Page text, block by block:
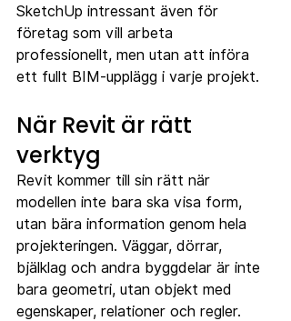
SketchUp intressant även för
företag som vill arbeta
professionellt, men utan att införa
ett fullt BIM-upplägg i varje projekt.
När Revit är rätt
verktyg
Revit kommer till sin rätt när
modellen inte bara ska visa form,
utan bära information genom hela
projekteringen. Väggar, dörrar,
bjälklag och andra byggdelar är inte
bara geometri, utan objekt med
egenskaper, relationer och regler.